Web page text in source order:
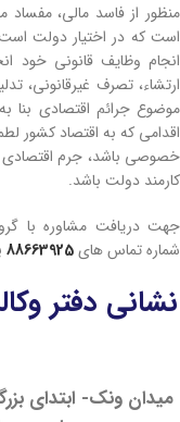
منظور از فاسد مالی، مفساد
است که در اختیار دولت است
انجام وظایف قانونی خود
ارتشاء، تصرف غیرقانونی،
موضوع جرائم اقتصادی بنا
اقدامی که به اقتصاد کشور
خصوصی باشد، جرم اقتصادی
کارمند دولت باشد.
جهت دریافت مشاوره با
شماره تماس های88663925
نشانی دفتر
میدان ونک- ابتدای